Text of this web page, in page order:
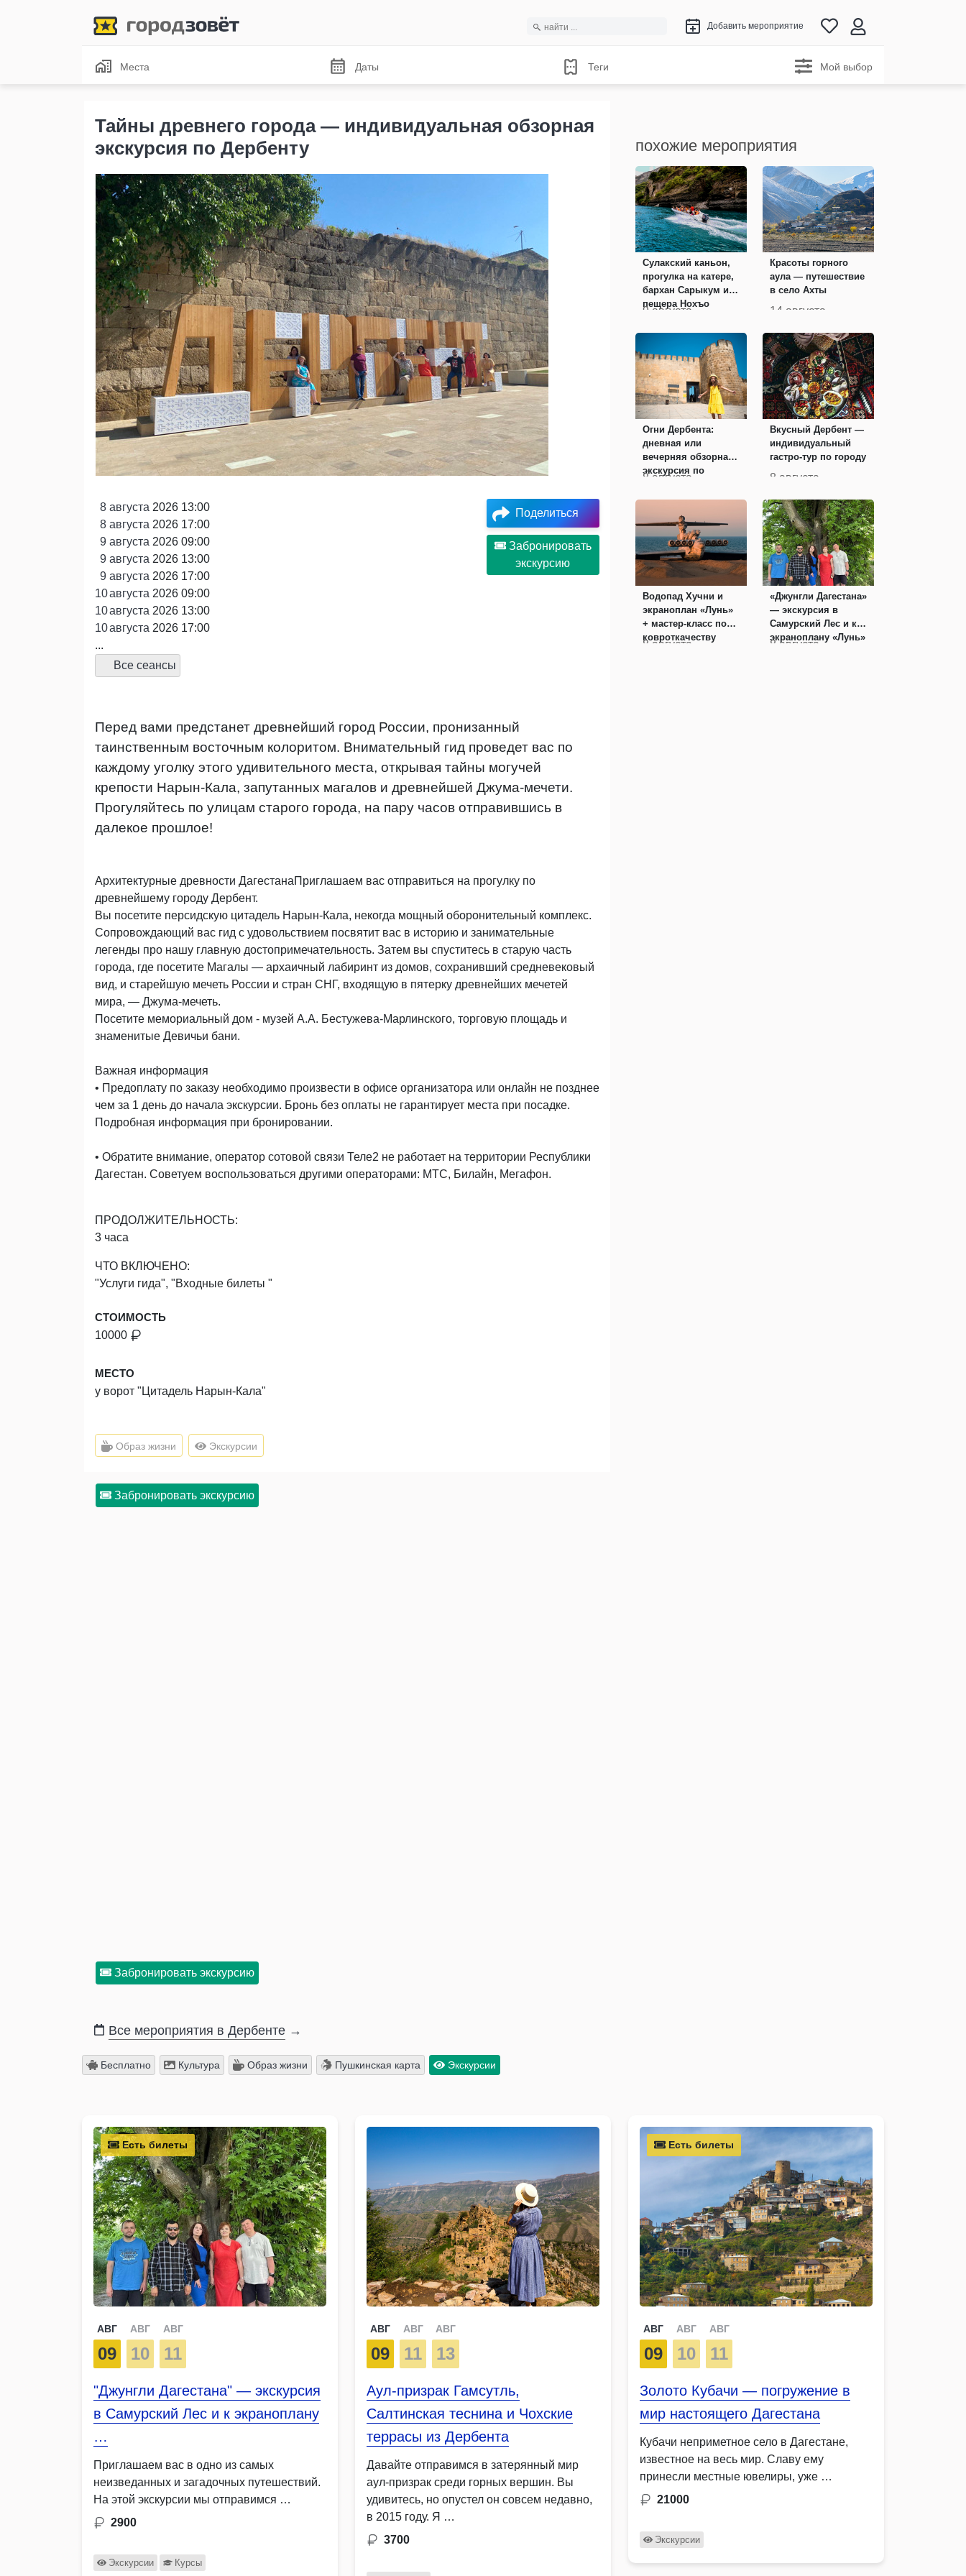
Добавить мероприятие
Места Даты Теги Мой выбор
Тайны древнего города — индивидуальная обзорная
экскурсия по Дербенту
8 августа 2026 13:00
8 августа 2026 17:00
9 августа 2026 09:00
9 августа 2026 13:00
9 августа 2026 17:00
10августа 2026 09:00
10августа 2026 13:00
10августа 2026 17:00
...
Все сеансы
Поделиться
Забронировать
экскурсию
Перед вами предстанет древнейший город России, пронизанный
таинственным восточным колоритом. Внимательный гид проведет вас по
каждому уголку этого удивительного места, открывая тайны могучей
крепости Нарын-Кала, запутанных магалов и древнейшей Джума-мечети.
Прогуляйтесь по улицам старого города, на пару часов отправившись в
далекое прошлое!
Архитектурные древности ДагестанаПриглашаем вас отправиться на прогулку по
древнейшему городу Дербент.
Вы посетите персидскую цитадель Нарын-Кала, некогда мощный оборонительный комплекс.
Сопровождающий вас гид с удовольствием посвятит вас в историю и занимательные
легенды про нашу главную достопримечательность. Затем вы спуститесь в старую часть
города, где посетите Магалы — архаичный лабиринт из домов, сохранивший средневековый
вид, и старейшую мечеть России и стран СНГ, входящую в пятерку древнейших мечетей
мира, — Джума-мечеть.
Посетите мемориальный дом - музей А.А. Бестужева-Марлинского, торговую площадь и
знаменитые Девичьи бани.
Важная информация
• Предоплату по заказу необходимо произвести в офисе организатора или онлайн не позднее
чем за 1 день до начала экскурсии. Бронь без оплаты не гарантирует места при посадке.
Подробная информация при бронировании.
• Обратите внимание, оператор сотовой связи Теле2 не работает на территории Республики
Дагестан. Советуем воспользоваться другими операторами: МТС, Билайн, Мегафон.
ПРОДОЛЖИТЕЛЬНОСТЬ:
3 часа
ЧТО ВКЛЮЧЕНО:
"Услуги гида", "Входные билеты "
СТОИМОСТЬ
10000
МЕСТО
у ворот "Цитадель Нарын-Кала"
Образ жизни Экскурсии
Забронировать экскурсию
Забронировать экскурсию
похожие мероприятия
Сулакский каньон,
прогулка на катере,
бархан Сарыкум и
пещера Нохъо
9 августа
Красоты горного
аула — путешествие
в село Ахты
14 августа
Огни Дербента:
дневная или
вечерняя обзорная
экскурсия по
8 августа
Вкусный Дербент —
индивидуальный
гастро-тур по городу
8 августа
Водопад Хучни и
экраноплан «Лунь»
+ мастер-класс по
ковроткачеству
8 августа
«Джунгли Дагестана»
— экскурсия в
Самурский Лес и к
экраноплану «Лунь»
8 августа
Все мероприятия в Дербенте →
Бесплатно Культура Образ жизни Пушкинская карта Экскурсии
Есть билеты
АВГ
09
АВГ
10
АВГ
11
"Джунгли Дагестана" — экскурсия
в Самурский Лес и к экраноплану
…
Приглашаем вас в одно из самых
неизведанных и загадочных путешествий.
На этой экскурсии мы отправимся …
2900
Экскурсии Курсы
АВГ
09
АВГ
11
АВГ
13
Аул-призрак Гамсутль,
Салтинская теснина и Чохские
террасы из Дербента
Давайте отправимся в затерянный мир
аул-призрак среди горных вершин. Вы
удивитесь, но опустел он совсем недавно,
в 2015 году. Я …
3700
Есть билеты
АВГ
09
АВГ
10
АВГ
11
Золото Кубачи — погружение в
мир настоящего Дагестана
Кубачи неприметное село в Дагестане,
известное на весь мир. Славу ему
принесли местные ювелиры, уже …
21000
Экскурсии